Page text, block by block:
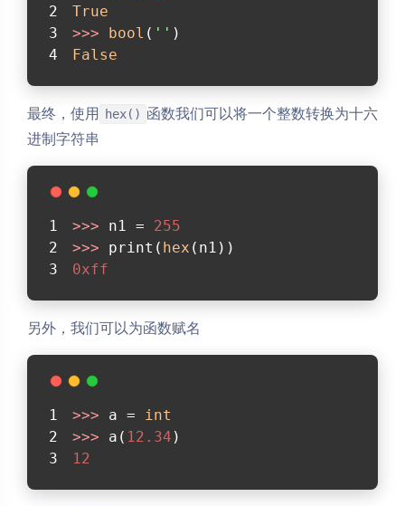
True
>>>
bool ( '' )
False
最终，使用 hex() 函数我们可以将一个整数转换为十六
进制字符串
>>> n1 = 255
>>> print( hex (n1))
0xff
另外，我们可以为函数赋名
>>> a = int
>>> a( 12.34 )
12